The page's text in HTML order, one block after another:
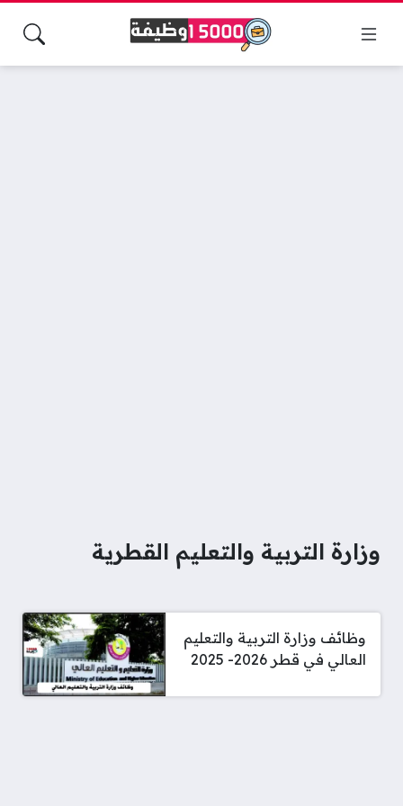
وزارة التربية والتعليم القطرية
وظائف وزارة التربية والتعليم
العالي في قطر 2026- 2025